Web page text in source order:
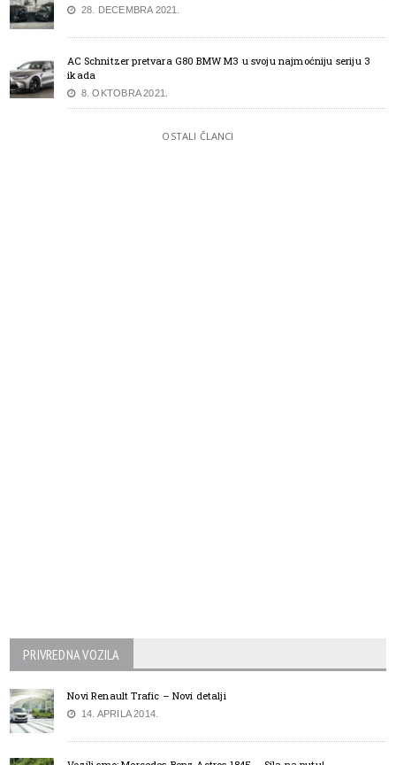
28. DECEMBRA 2021.
AC Schnitzer pretvara G80 BMW M3 u svoju najmoćniju seriju 3
ikada
8. OKTOBRA 2021.
OSTALI ČLANCI
PRIVREDNA VOZILA
Novi Renault Trafic – Novi detalji
14. APRILA 2014.